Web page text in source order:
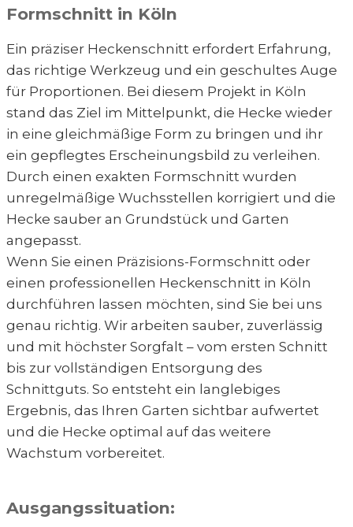
Formschnitt in Köln
Ein präziser Heckenschnitt erfordert Erfahrung,
das richtige Werkzeug und ein geschultes Auge
für Proportionen. Bei diesem Projekt in Köln
stand das Ziel im Mittelpunkt, die Hecke wieder
in eine gleichmäßige Form zu bringen und ihr
ein gepflegtes Erscheinungsbild zu verleihen.
Durch einen exakten Formschnitt wurden
unregelmäßige Wuchsstellen korrigiert und die
Hecke sauber an Grundstück und Garten
angepasst.
Wenn Sie einen Präzisions-Formschnitt oder
einen professionellen Heckenschnitt in Köln
durchführen lassen möchten, sind Sie bei uns
genau richtig. Wir arbeiten sauber, zuverlässig
und mit höchster Sorgfalt – vom ersten Schnitt
bis zur vollständigen Entsorgung des
Schnittguts. So entsteht ein langlebiges
Ergebnis, das Ihren Garten sichtbar aufwertet
und die Hecke optimal auf das weitere
Wachstum vorbereitet.
Ausgangssituation: